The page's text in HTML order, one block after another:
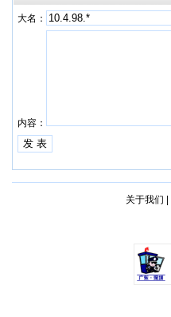
大名：
内容：
关于我们